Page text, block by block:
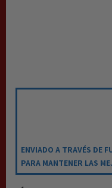
ENVIADO A TRAVÉS DE
PARA MANTENER LAS